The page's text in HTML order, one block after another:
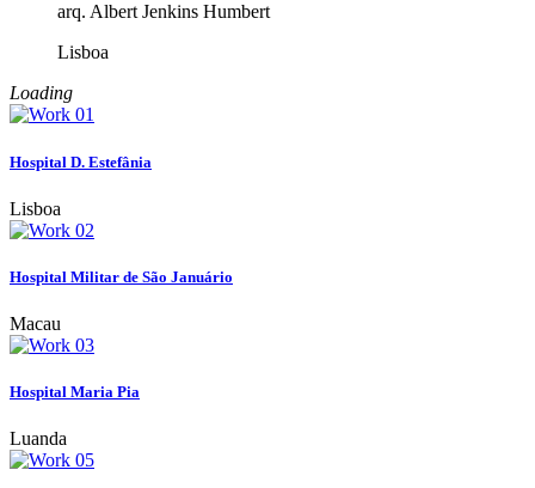
arq. Albert Jenkins Humbert
Lisboa
Loading
Hospital D. Estefânia
Lisboa
Hospital Militar de São Januário
Macau
Hospital Maria Pia
Luanda